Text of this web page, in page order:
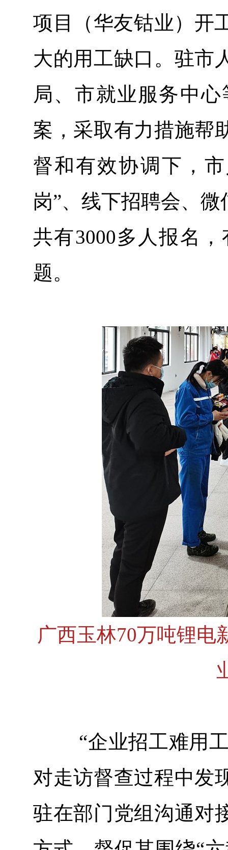
项目（华友钴业）开
大的用工缺口。驻市
局、市就业服务中
案，采取有力措施帮
督和有效协调下，
岗”、线下招聘会、
共有3000多人报名
题。
广西玉林70万吨锂电
“企业招工难用工
对走访督查过程中发
驻在部门党组沟通对